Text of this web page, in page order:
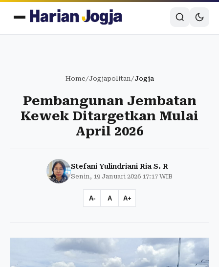
Home/Jogjapolitan/Jogja
Pembangunan Jembatan
Kewek Ditargetkan Mulai
April 2026
Stefani Yulindriani Ria S. R
Senin, 19 Januari 2026 17:17 WIB
A- A A+